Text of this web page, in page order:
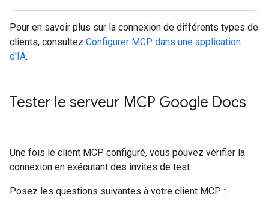
Pour en savoir plus sur la connexion de différents types de
clients, consultez Configurer MCP dans une application
d'IA.
Tester le serveur MCP Google Docs
Une fois le client MCP configuré, vous pouvez vérifier la
connexion en exécutant des invites de test.
Posez les questions suivantes à votre client MCP :